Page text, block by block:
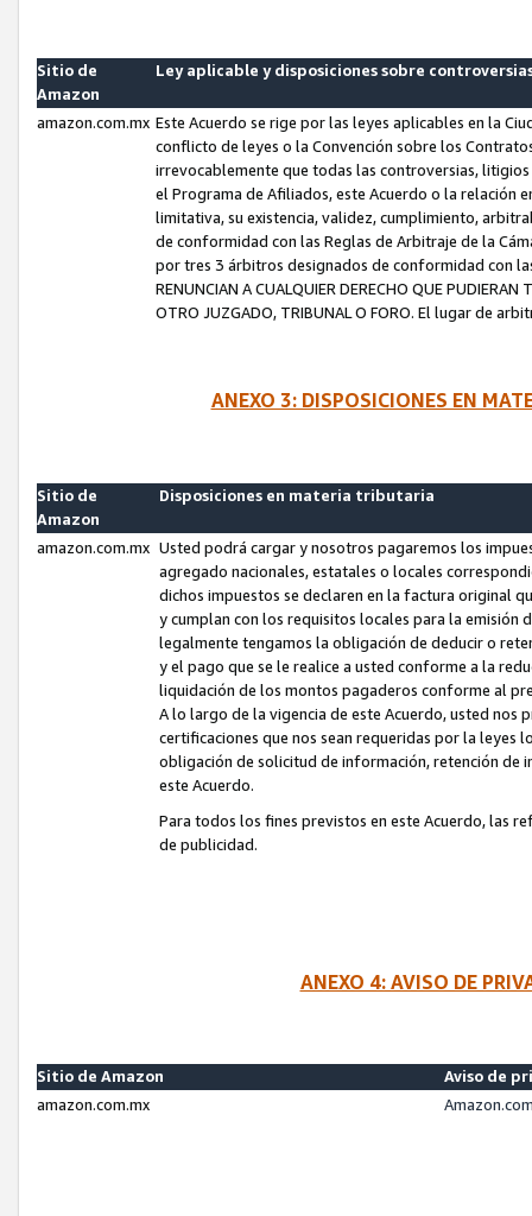
Sitio de
Amazon
Ley aplicable y disposiciones sobre
amazon.com.mx Este Acuerdo se rige por las leyes aplicables en la
conflicto de leyes o la Convención sobre los
irrevocablemente que todas las controversias,
el Programa de Afiliados, este Acuerdo o la relación
limitativa, su existencia, validez, cumplimiento,
de conformidad con las Reglas de Arbitraje de la
por tres 3 árbitros designados de conformidad con las
RENUNCIAN A CUALQUIER DERECHO QUE
OTRO JUZGADO, TRIBUNAL O FORO. El lugar de
ANEXO 3: DISPOSICIONES EN
Sitio de
Amazon
Disposiciones en materia tributaria
amazon.com.mx Usted podrá cargar y nosotros pagaremos los
agregado nacionales, estatales o locales
dichos impuestos se declaren en la factura original
y cumplan con los requisitos locales para la emisión
legalmente tengamos la obligación de deducir o
y el pago que se le realice a usted conforme a la
liquidación de los montos pagaderos conforme al
A lo largo de la vigencia de este Acuerdo, usted
certificaciones que nos sean requeridas por la leyes
obligación de solicitud de información, retención de
este Acuerdo.
Para todos los fines previstos en este Acuerdo, las
de publicidad.
ANEXO 4: AVISO DE
Sitio de Amazon
Aviso de
amazon.com.mx